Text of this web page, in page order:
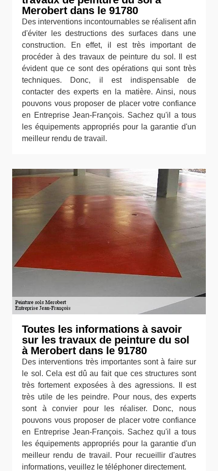
Merobert dans le 91780
Des interventions incontournables se réalisent afin
d'éviter les destructions des surfaces dans une
construction. En effet, il est très important de
procéder à des travaux de peinture du sol. Il est
évident que ce sont des opérations qui sont très
techniques. Donc, il est indispensable de
contacter des experts en la matière. Ainsi, nous
pouvons vous proposer de placer votre confiance
en Entreprise Jean-François. Sachez qu'il a tous
les équipements appropriés pour la garantie d'un
meilleur rendu de travail.
Toutes les informations à savoir
sur les travaux de peinture du sol
à Merobert dans le 91780
Des interventions très importantes sont à faire sur
le sol. Cela est dû au fait que ces structures sont
très fortement exposées à des agressions. Il est
très utile de les peindre. Pour nous, des experts
sont à convier pour les réaliser. Donc, nous
pouvons vous proposer de placer votre confiance
en Entreprise Jean-François. Sachez qu'il a tous
les équipements appropriés pour la garantie d'un
meilleur rendu de travail. Pour recueillir d'autres
informations, veuillez le téléphoner directement.